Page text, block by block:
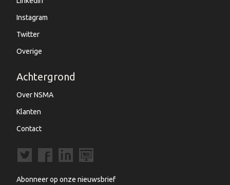
Instagram
Twitter
Overige
Achtergrond
Over NSMA
Klanten
Contact
Abonneer op onze nieuwsbrief